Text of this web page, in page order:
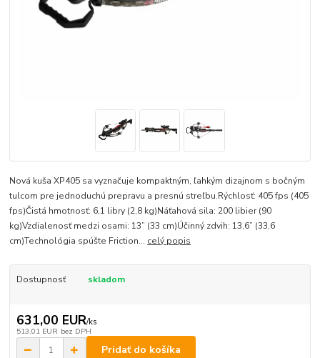
Nová kuša XP405 sa vyznačuje kompaktným, ľahkým dizajnom s bočným
tulcom pre jednoduchú prepravu a presnú streľbu.Rýchlosť: 405 fps (405
fps)Čistá hmotnosť: 6,1 libry (2,8 kg)Náťahová sila: 200 libier (90
kg)Vzdialenosť medzi osami: 13” (33 cm)Účinný zdvih: 13,6” (33,6
cm)Technológia spúšte Friction... celý popis
Dostupnosť skladom
631,00 EUR/ks
513,01 EUR bez DPH
Pridať do košíka